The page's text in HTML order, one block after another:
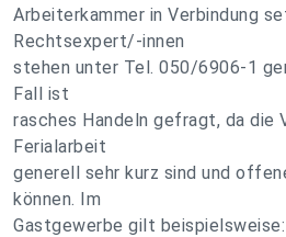
Arbeiterkammer in Verbindung
Rechtsexpert/-innen
stehen unter Tel. 050/6906-1
Fall ist
rasches Handeln gefragt, da
Ferialarbeit
generell sehr kurz sind und
können. Im
Gastgewerbe gilt